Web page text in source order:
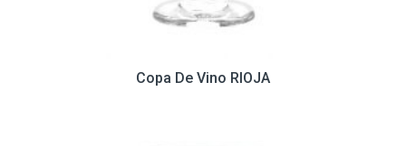
Copa De Vino RIOJA